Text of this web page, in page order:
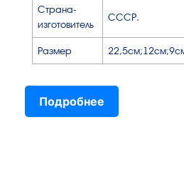
Страна-
изготовитель
СССР.
Размер
Подробнее